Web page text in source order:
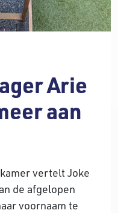
Arie
aan
vertelt Joke
de afgelopen
voornaam te